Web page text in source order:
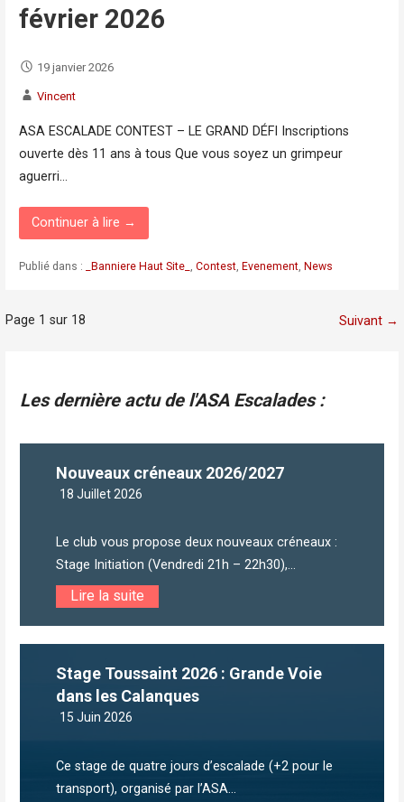
février 2026
19 janvier 2026
Vincent
ASA ESCALADE CONTEST – LE GRAND DÉFI Inscriptions
ouverte dès 11 ans à tous Que vous soyez un grimpeur
aguerri…
Continuer à lire →
Publié dans : _Banniere Haut Site_ , Contest, Evenement, News
Navigation
Article
Page 1 sur 18 Suivant →
Les dernière actu de l'ASA Escalades :
Nouveaux créneaux 2026/2027
18 Juillet 2026
Le club vous propose deux nouveaux créneaux :
Stage Initiation (Vendredi 21h – 22h30),...
Lire la suite
Stage Toussaint 2026 : Grande Voie
dans les Calanques
15 Juin 2026
Ce stage de quatre jours d’escalade (+2 pour le
transport), organisé par l’ASA...